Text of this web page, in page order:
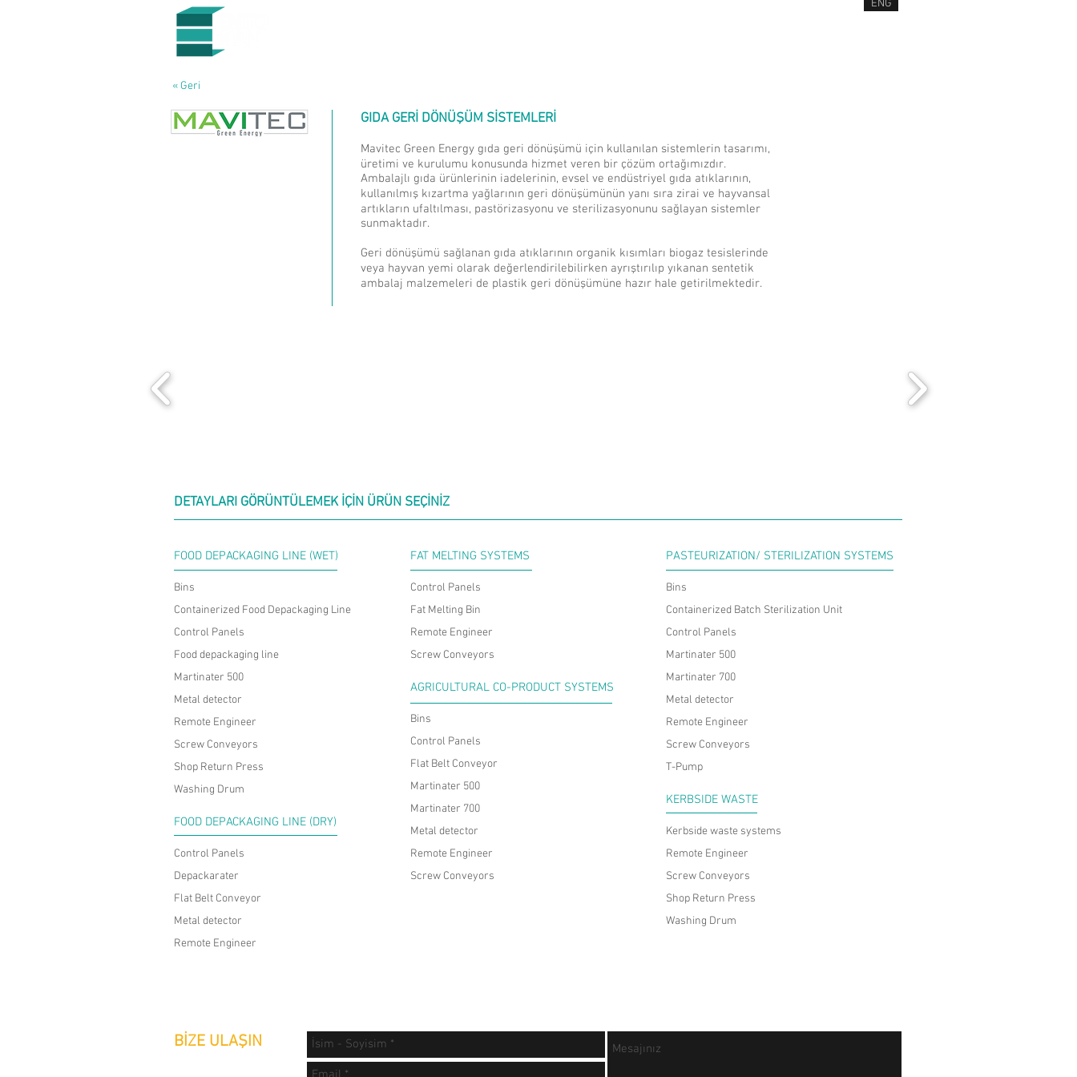
ENG
« Geri
GIDA GERİ DÖNÜŞÜM SİSTEMLERİ
Mavitec Green Energy gıda geri dönüşümü için kullanılan sistemlerin tasarımı,
üretimi ve kurulumu konusunda hizmet veren bir çözüm ortağımızdır.
Ambalajlı gıda ürünlerinin iadelerinin, evsel ve endüstriyel gıda atıklarının,
kullanılmış kızartma yağlarının geri dönüşümünün yanı sıra zirai ve hayvansal
artıkların ufaltılması, pastörizasyonu ve sterilizasyonunu sağlayan sistemler
sunmaktadır.
Geri dönüşümü sağlanan gıda atıklarının organik kısımları biogaz tesislerinde
veya hayvan yemi olarak değerlendirilebilirken ayrıştırılıp yıkanan sentetik
ambalaj malzemeleri de plastik geri dönüşümüne hazır hale getirilmektedir.
DETAYLARI GÖRÜNTÜLEMEK İÇİN ÜRÜN SEÇİNİZ
FOOD DEPACKAGING LINE (WET)
Bins
Containerized Food Depackaging Line
Control Panels
Food depackaging line
Martinater 500
Metal detector
Remote Engineer
Screw Conveyors
Shop Return Press
Washing Drum
FOOD DEPACKAGING LINE (DRY)
Control Panels
Depackarater
Flat Belt Conveyor
Metal detector
Remote Engineer
FAT MELTING SYSTEMS
Control Panels
Fat Melting Bin
Remote Engineer
Screw Conveyors
AGRICULTURAL CO-PRODUCT SYSTEMS
Bins
Control Panels
Flat Belt Conveyor
Martinater 500
Martinater 700
Metal detector
Remote Engineer
Screw Conveyors
PASTEURIZATION/ STERILIZATION SYSTEMS
Bins
Containerized Batch Sterilization Unit
Control Panels
Martinater 500
Martinater 700
Metal detector
Remote Engineer
Screw Conveyors
T-Pump
KERBSIDE WASTE
Kerbside waste systems
Remote Engineer
Screw Conveyors
Shop Return Press
Washing Drum
BİZE ULAŞIN